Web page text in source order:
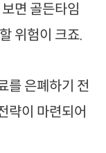
면 골든타임
위험이 크죠.
를 은폐하기 전
략이 마련되어